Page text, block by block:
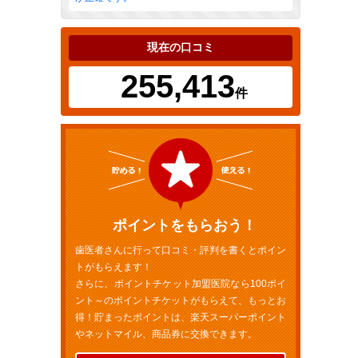
現在の口コミ
255,413件
ポイントをもらおう！
歯医者さんに行って口コミ・評判を書くとポイン
トがもらえます！
さらに、ポイントチケット加盟医院なら100ポイ
ント～のポイントチケットがもらえて、もっとお
得！貯まったポイントは、楽天スーパーポイント
やネットマイル、商品券に交換できます。